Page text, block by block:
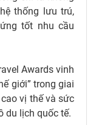
thống lưu trú,
tốt nhu cầu
Awards vinh
giới” trong giai
vị thế và sức
du lịch quốc tế.